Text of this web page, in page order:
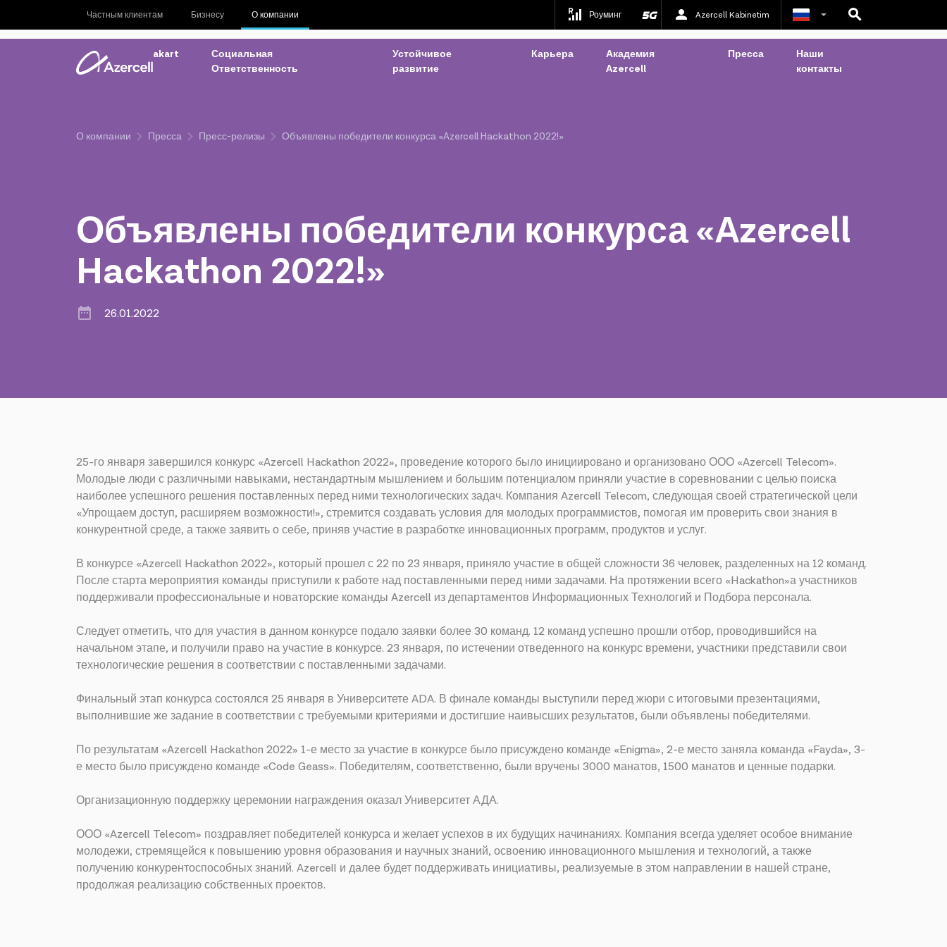
Частным клиентам Бизнесу О компании Роуминг Azercell Kabinetim
Азербайджанский
akart
Социальная
Ответственность
Устойчивое
развитие
Карьера
Академия
Azercell
Пресса
Наши
контакты
О компании Пресса Пресс-релизы Объявлены победители конкурса «Azercell Hackathon 2022!»
Объявлены победители конкурса «Azercell
Hackathon 2022!»
26.01.2022
25-го января завершился конкурс «Azercell Hackathon 2022», проведение которого было инициировано и организовано ООО «Azercell Telecom».
Молодые люди с различными навыками, нестандартным мышлением и большим потенциалом приняли участие в соревновании с целью поиска
наиболее успешного решения поставленных перед ними технологических задач. Компания Azercell Telecom, следующая своей стратегической цели
«Упрощаем доступ, расширяем возможности!», стремится создавать условия для молодых программистов, помогая им проверить свои знания в
конкурентной среде, а также заявить о себе, приняв участие в разработке инновационных программ, продуктов и услуг.
В конкурсе «Azercell Hackathon 2022», который прошел с 22 по 23 января, приняло участие в общей сложности 36 человек, разделенных на 12 команд.
После старта мероприятия команды приступили к работе над поставленными перед ними задачами. На протяжении всего «Hackathon»а участников
поддерживали профессиональные и новаторские команды Azercell из департаментов Информационных Технологий и Подбора персонала.
Следует отметить, что для участия в данном конкурсе подало заявки более 30 команд. 12 команд успешно прошли отбор, проводившийся на
начальном этапе, и получили право на участие в конкурсе. 23 января, по истечении отведенного на конкурс времени, участники представили свои
технологические решения в соответствии с поставленными задачами.
Финальный этап конкурса состоялся 25 января в Университете ADA. В финале команды выступили перед жюри с итоговыми презентациями,
выполнившие же задание в соответствии с требуемыми критериями и достигшие наивысших результатов, были объявлены победителями.
По результатам «Azercell Hackathon 2022» 1-е место за участие в конкурсе было присуждено команде «Enigma», 2-е место заняла команда «Fayda», 3-
е место было присуждено команде «Code Geass». Победителям, соответственно, были вручены 3000 манатов, 1500 манатов и ценные подарки.
Организационную поддержку церемонии награждения оказал Университет АДА.
ООО «Azercell Telecom» поздравляет победителей конкурса и желает успехов в их будущих начинаниях. Компания всегда уделяет особое внимание
молодежи, стремящейся к повышению уровня образования и научных знаний, освоению инновационного мышления и технологий, а также
получению конкурентоспособных знаний. Azercell и далее будет поддерживать инициативы, реализуемые в этом направлении в нашей стране,
продолжая реализацию собственных проектов.